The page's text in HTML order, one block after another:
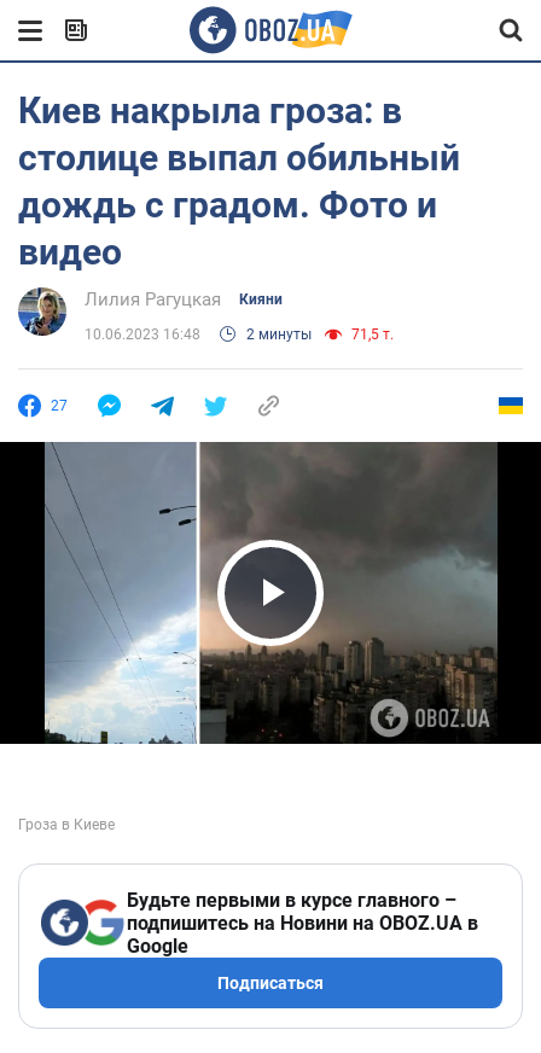
Киев накрыла гроза: в
столице выпал обильный
дождь с градом. Фото и
видео
Лилия Рагуцкая Кияни
10.06.2023 16:48 2 минуты 71,5 т.
27
Play Video
Будьте первыми в курсе главного –
подпишитесь на Новини на OBOZ.UA в
Google
Подписаться